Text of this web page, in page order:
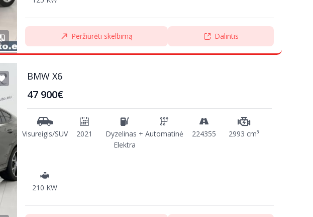
Peržiūrėti skelbimą Dalintis
BMW X6
47 900€
Visureigis/SUV 2021
Dyzelinas +
Elektra
Automatinė 224355 2993 cm³
210 KW